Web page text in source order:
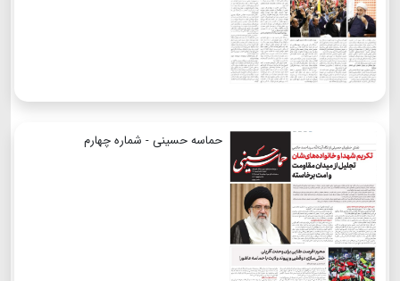
حماسه حسینی - شماره چهارم